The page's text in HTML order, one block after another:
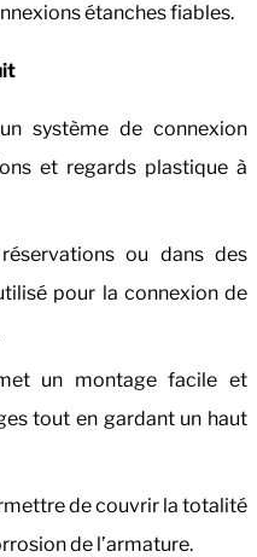
étanches fiables.
système de connexion
et regards plastique à
ou dans des
pour la connexion de
un montage facile et
tout en gardant un haut
de couvrir la totalité
de l’armature.